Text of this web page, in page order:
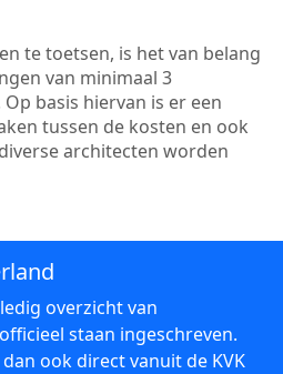
te toetsen, is het van belang
van minimaal 3
basis hiervan is er een
tussen de kosten en ook
architecten worden
overzicht van
staan ingeschreven.
ook direct vanuit de KVK